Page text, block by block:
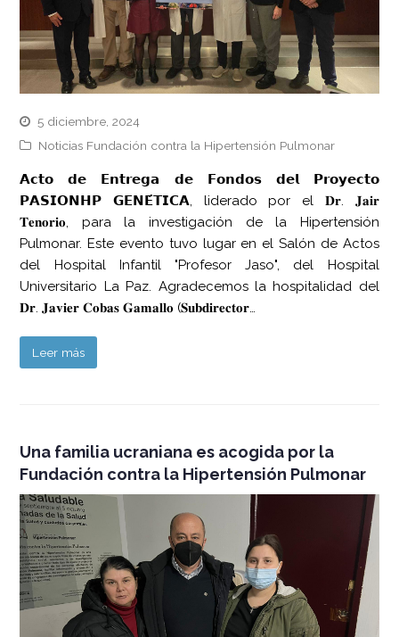
5 diciembre, 2024
Noticias Fundación contra la Hipertensión Pulmonar
𝗔𝗰𝘁𝗼 𝗱𝗲 𝗘𝗻𝘁𝗿𝗲𝗴𝗮 𝗱𝗲 𝗙𝗼𝗻𝗱𝗼𝘀 𝗱𝗲𝗹 𝗣𝗿𝗼𝘆𝗲𝗰𝘁𝗼
𝗣𝗔𝗦𝗜𝗢𝗡𝗛𝗣 𝗚𝗘𝗡𝗘́𝗧𝗜𝗖𝗔, liderado por el 𝐃𝐫. 𝐉𝐚𝐢𝐫
𝐓𝐞𝐧𝐨𝐫𝐢𝐨, para la investigación de la Hipertensión
Pulmonar. Este evento tuvo lugar en el Salón de Actos
del Hospital Infantil "Profesor Jaso", del Hospital
Universitario La Paz. Agradecemos la hospitalidad del
𝐃𝐫. 𝐉𝐚𝐯𝐢𝐞𝐫 𝐂𝐨𝐛𝐚𝐬 𝐆𝐚𝐦𝐚𝐥𝐥𝐨 (𝐒𝐮𝐛𝐝𝐢𝐫𝐞𝐜𝐭𝐨𝐫…
Leer más
Una familia ucraniana es acogida por la
Fundación contra la Hipertensión Pulmonar